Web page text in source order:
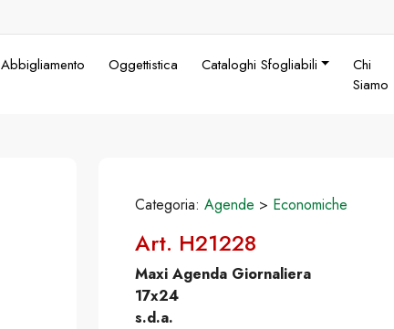
Abbigliamento Oggettistica Cataloghi Sfogliabili
Chi
Siamo
Categoria: Agende > Economiche
Art. H21228
Maxi Agenda Giornaliera
17x24
s.d.a.